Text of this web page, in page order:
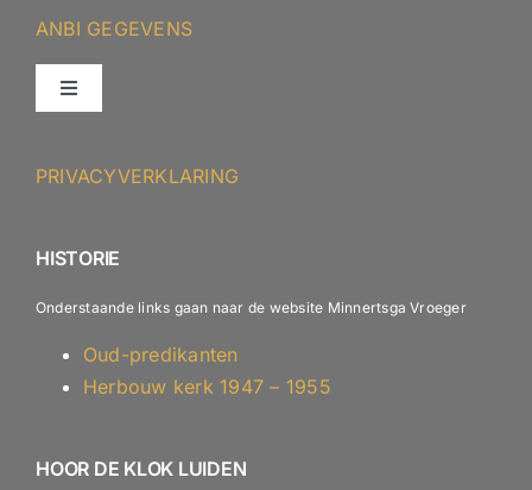
ANBI GEGEVENS
Toggle
PRIVACYVERKLARING
HISTORIE
Onderstaande links gaan naar de website Minnertsga Vroeger
Oud-predikanten
Herbouw kerk 1947 – 1955
HOOR DE KLOK LUIDEN